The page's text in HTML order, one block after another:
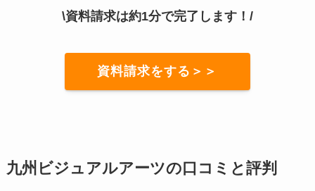
\資料請求は約1分で完了します！/
資料請求をする＞＞
九州ビジュアルアーツの口コミと評判